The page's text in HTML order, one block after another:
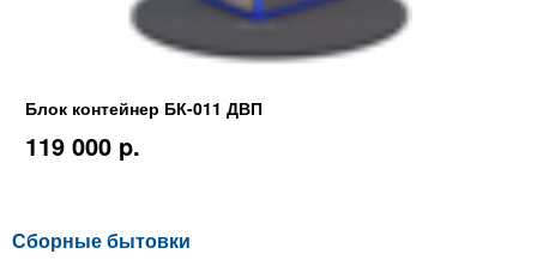
Блок контейнер БК-011 ДВП
119 000 p.
Сборные бытовки